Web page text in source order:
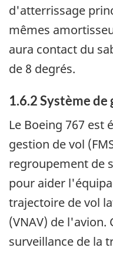
d'atterrissage
mêmes
aura contact du
de 8 degrés.
1.6.2 Système
Le Boeing 767 est
gestion de vol
regroupement de
pour aider
trajectoire de vol
(VNAV) de l'avion.
surveillance de la